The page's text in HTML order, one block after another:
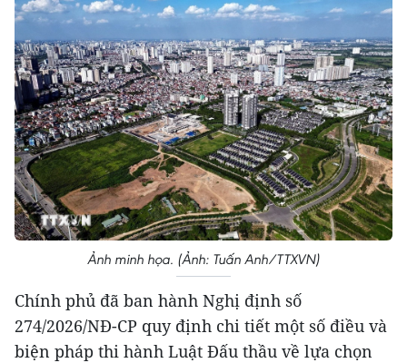
Ảnh minh họa. (Ảnh: Tuấn Anh/TTXVN)
Chính phủ đã ban hành Nghị định số
274/2026/NĐ-CP quy định chi tiết một số điều và
biện pháp thi hành Luật Đấu thầu về lựa chọn